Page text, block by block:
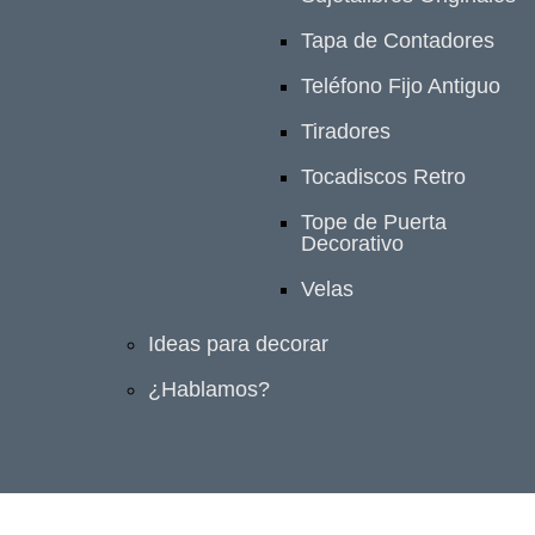
Tapa de Contadores
Teléfono Fijo Antiguo
Tiradores
Tocadiscos Retro
Tope de Puerta
Decorativo
Velas
Ideas para decorar
¿Hablamos?